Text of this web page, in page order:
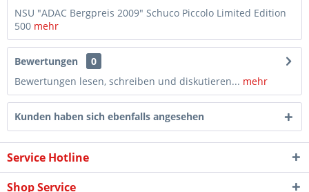
NSU "ADAC Bergpreis 2009" Schuco Piccolo Limited Edition
500 mehr
Bewertungen
0
Bewertungen lesen, schreiben und diskutieren... mehr
Kunden haben sich ebenfalls angesehen
Service Hotline
Shop Service